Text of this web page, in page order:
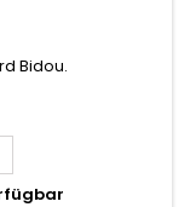
Bidou.